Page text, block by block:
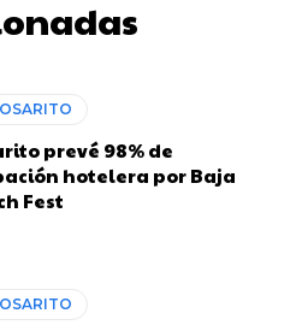
prevé 98% de
hotelera por Baja
Fest